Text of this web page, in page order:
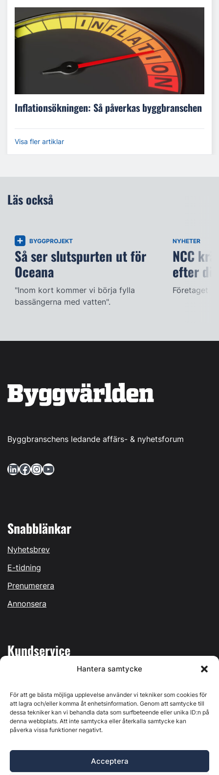
Hantera samtycke
För att ge bästa möjliga upplevelse använder vi tekniker som cookies för
att lagra och/eller komma åt enhetsinformation. Genom att samtycke till
dessa tekniker kan vi behandla data som surfbeteende eller unika ID:n på
denna webbplats. Att inte samtycka eller återkalla samtycke kan
påverka vissa funktioner negativt.
Acceptera
Inflationsökningen: Så påverkas byggbranschen
Visa fler artiklar
Läs också
BYGGPROJEKT
Så ser slutspurten ut för
Oceana
"Inom kort kommer vi börja fylla
bassängerna med vatten".
NYHETER
NCC
efter
Företaget
Byggbranschens ledande affärs- & nyhetsforum
LinkedIn Facebook InstagramYouTube
Snabblänkar
Nyhetsbrev
E-tidning
Prenumerera
Annonsera
Kundservice
Kontakta oss
Östernäsvägen 1, 827 32 Ljusdal, org.nr: 556625-6425 -
Ansvarig utgivare: Henrik Ekberg. Innehållet på denna
webbplats är upphovsrättsligt skyddat. Ange källa vid citering.